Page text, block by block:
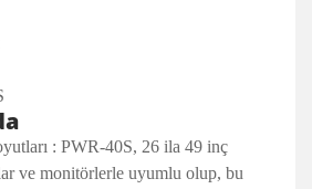
: PWR-40S, 26 ila 49 inç
ve monitörlerle uyumlu olup, bu